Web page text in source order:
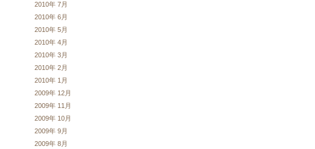
2010年 7月
2010年 6月
2010年 5月
2010年 4月
2010年 3月
2010年 2月
2010年 1月
2009年 12月
2009年 11月
2009年 10月
2009年 9月
2009年 8月